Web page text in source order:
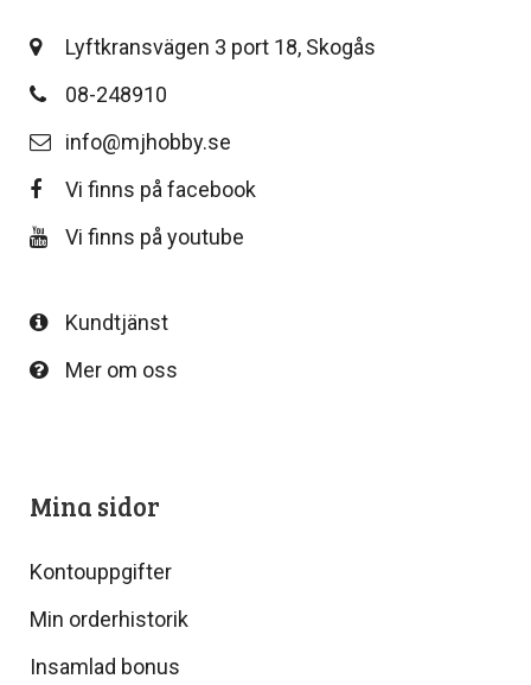
Lyftkransvägen 3 port 18, Skogås
08-248910
info@mjhobby.se
Vi finns på facebook
Vi finns på youtube
Kundtjänst
Mer om oss
Mina sidor
Kontouppgifter
Min orderhistorik
Insamlad bonus